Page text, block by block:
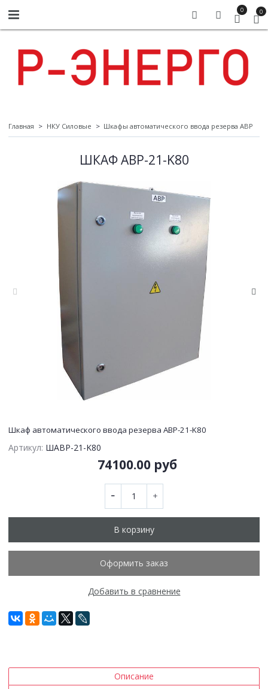
0 0
Главная НКУ Силовые Шкафы автоматического ввода резерва АВР
ШКАФ АВР-21-K80
Шкаф автоматического ввода резерва АВР-21-K80
Артикул: ШАВР-21-K80
74100.00 руб
В корзину
Оформить заказ
Добавить в сравнение
Описание